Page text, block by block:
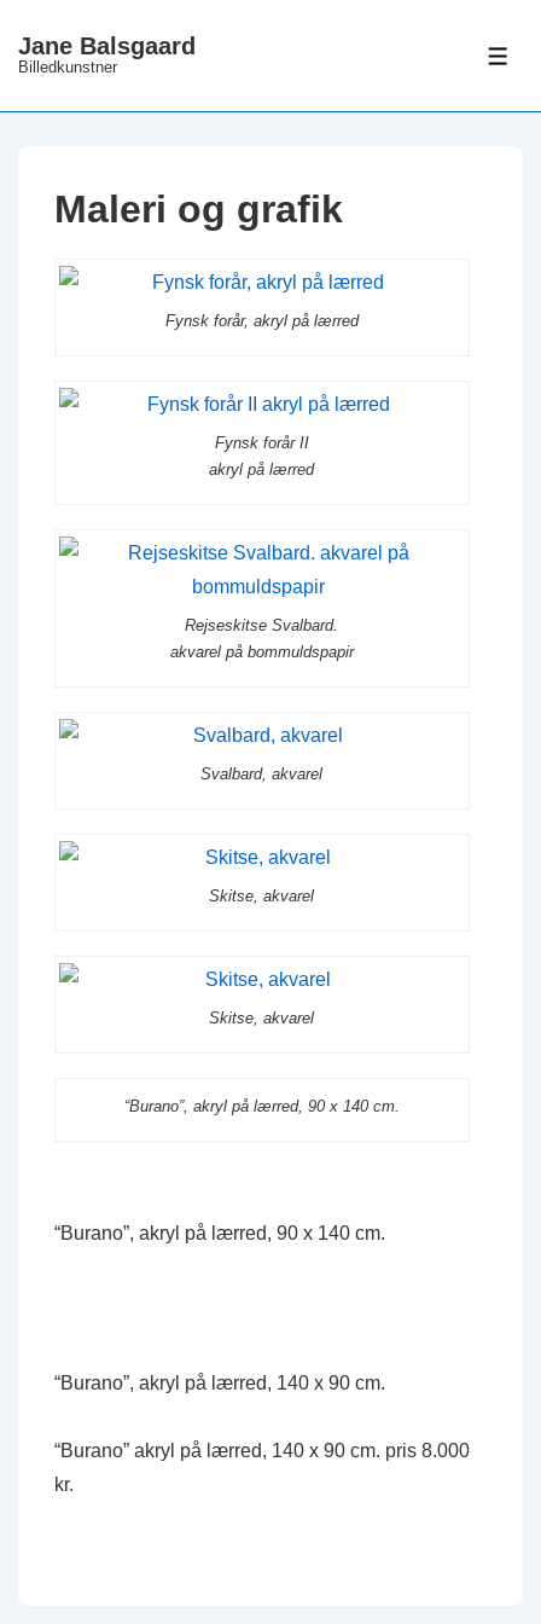
Hop
hovedindhold
Jane Balsgaard
Billedkunstner
Maleri og grafik
Fynsk forår, akryl på lærred
Fynsk forår II
akryl på lærred
Rejseskitse Svalbard.
akvarel på bommuldspapir
Svalbard, akvarel
Skitse, akvarel
Skitse, akvarel
“Burano”, akryl på lærred, 90 x 140 cm.
“Burano”, akryl på lærred, 90 x 140 cm.
“Burano”, akryl på lærred, 140 x 90 cm.
“Burano” akryl på lærred, 140 x 90 cm. pris 8.000
kr.